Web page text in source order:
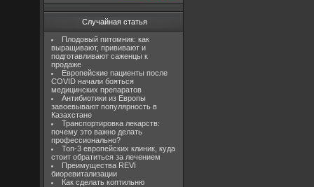
Случайная статья
Плодовый питомник: как
выращивают, прививают и
подготавливают саженцы к
продаже
Европейские пациенты после
COVID начали бояться
медицинских препаратов
Антибиотики из Европы
завоевывают популярность в
Казахстане
Транспортировка лекарств:
почему это важно делать
профессионально?
Топ-3 европейских клиник, куда
стоит обратиться за лечением
Преимущества REVI
биоревитализации
Как сделать коптильню